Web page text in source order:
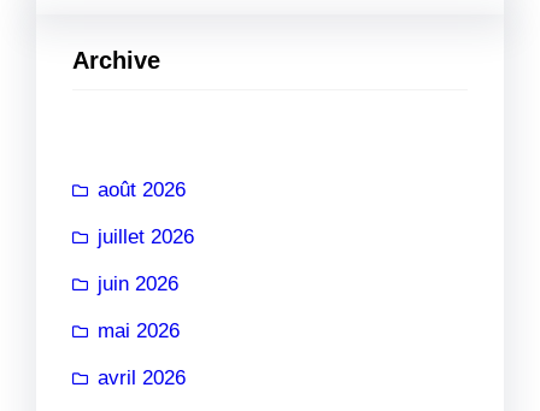
Archive
août 2026
juillet 2026
juin 2026
mai 2026
avril 2026